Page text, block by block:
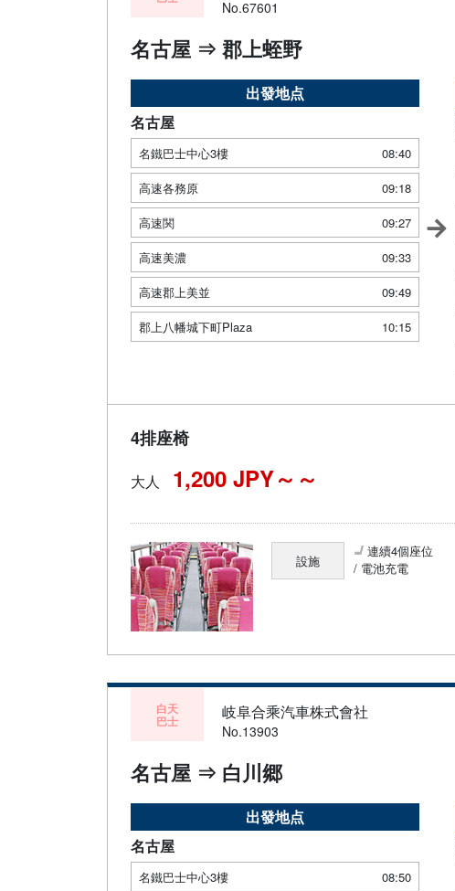
No.67601
名古屋 ⇒ 郡上蛭野
出發地点
名古屋
名鐵巴士中心3樓
08:40
高速各務原
09:18
高速関
09:27
高速美濃
09:33
高速郡上美並
09:49
郡上八幡城下町Plaza
10:15
4排座椅
大人 1,200 JPY～
設施
連續4個座位
/ 電池充電
白天
巴士 岐阜合乘汽車株式會社
No.13903
名古屋 ⇒ 白川郷
出發地点
名古屋
名鐵巴士中心3樓
08:50